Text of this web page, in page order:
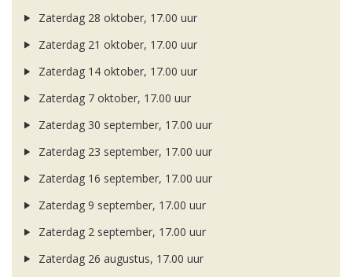
Zaterdag 28 oktober, 17.00 uur
Zaterdag 21 oktober, 17.00 uur
Zaterdag 14 oktober, 17.00 uur
Zaterdag 7 oktober, 17.00 uur
Zaterdag 30 september, 17.00 uur
Zaterdag 23 september, 17.00 uur
Zaterdag 16 september, 17.00 uur
Zaterdag 9 september, 17.00 uur
Zaterdag 2 september, 17.00 uur
Zaterdag 26 augustus, 17.00 uur